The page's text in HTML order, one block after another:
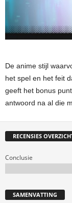
De anime stijl
het spel en het feit
geeft het bonus
antwoord na al die
RECENSIES
Conclusie
SAMENVATTING